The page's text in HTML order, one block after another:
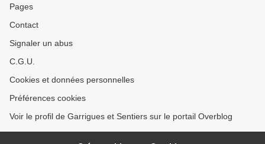
Pages
Contact
Signaler un abus
C.G.U.
Cookies et données personnelles
Préférences cookies
Voir le profil de Garrigues et Sentiers sur le portail Overblog